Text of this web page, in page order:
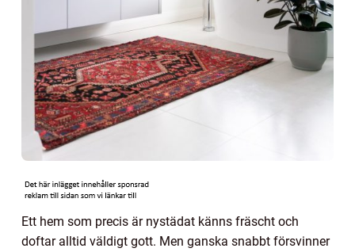
Ett hem som precis är nystädat känns fräscht och
doftar alltid väldigt gott. Men ganska snabbt försvinner